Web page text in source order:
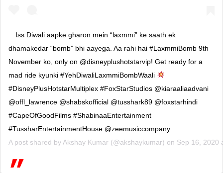
Iss Diwali aapke gharon mein “laxmmi” ke saath ek
dhamakedar “bomb” bhi aayega. Aa rahi hai #LaxmmiBomb 9th
November ko, only on @disneyplushotstarvip! Get ready for a
mad ride kyunki #YehDiwaliLaxmmiBombWaali
#DisneyPlusHotstarMultiplex #FoxStarStudios @kiaraaliaadvani
@offl_lawrence @shabskofficial @tusshark89 @foxstarhindi
#CapeOfGoodFilms #ShabinaaEntertainment
#TussharEntertainmentHouse @zeemusiccompany
A post shared by Akshay Kumar (@akshaykumar) on Sep 16, 2020